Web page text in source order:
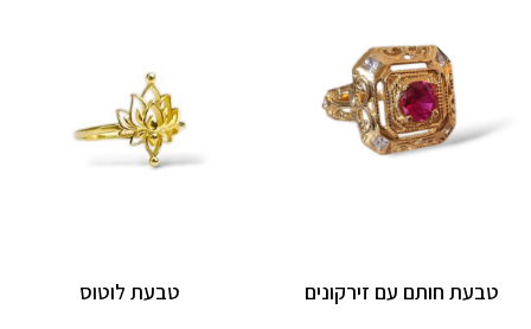
טבעת לוטוס טבעת חותם עם זירקונים